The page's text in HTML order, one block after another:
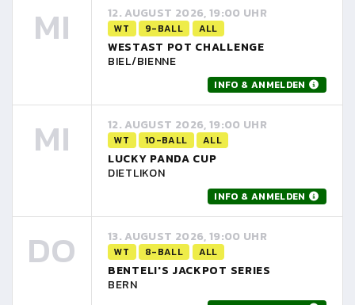
MI 12. AUGUST 2026, 19:00 UHR
WT 9-BALL ALL
WESTAST POT CHALLENGE
BIEL/BIENNE
INFO & ANMELDEN
MI 12. AUGUST 2026, 19:00 UHR
WT 10-BALL ALL
LUCKY PANDA CUP
DIETLIKON
INFO & ANMELDEN
DO 13. AUGUST 2026, 19:00 UHR
WT 8-BALL ALL
BENTELI'S JACKPOT SERIES
BERN